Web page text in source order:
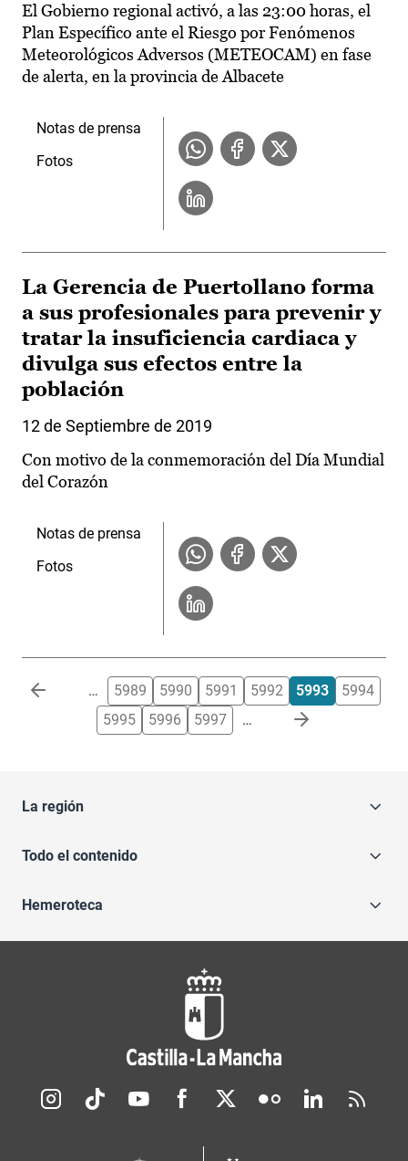
El Gobierno regional activó, a las 23:00 horas, el
Plan Específico ante el Riesgo por Fenómenos
Meteorológicos Adversos (METEOCAM) en fase
de alerta, en la provincia de Albacete
Notas de prensa
Fotos
La Gerencia de Puertollano forma
a sus profesionales para prevenir y
tratar la insuficiencia cardiaca y
divulga sus efectos entre la
población
12 de Septiembre de 2019
Con motivo de la conmemoración del Día Mundial
del Corazón
Notas de prensa
Fotos
Paginación … 5989 5990 5991 5992 5993
5994
5995
5996 5997 …
La región
Todo el contenido
Hemeroteca
Redes sociales JCCM